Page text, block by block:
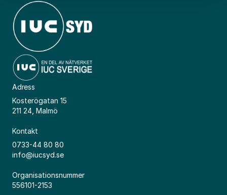
Adress
Kosterögatan 15
211 24, Malmö
Kontakt
0733-44 80 80
info@iucsyd.se
Organisationsnummer
556101-2153